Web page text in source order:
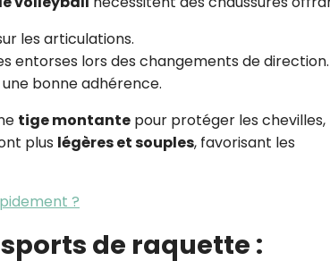
les articulations.
entorses lors des changements de direction.
bonne adhérence.
tige montante pour protéger les chevilles,
plus légères et souples, favorisant les
?
de raquette :